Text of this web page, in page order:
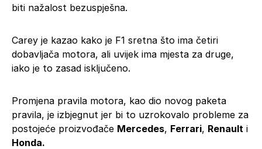
biti nažalost bezuspješna.
Carey je kazao kako je F1 sretna što ima četiri
dobavljača motora, ali uvijek ima mjesta za druge,
iako je to zasad isključeno.
Promjena pravila motora, kao dio novog paketa
pravila, je izbjegnut jer bi to uzrokovalo probleme za
postojeće proizvođače Mercedes, Ferrari, Renault i
Honda.